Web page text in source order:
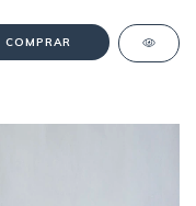
COMPRAR